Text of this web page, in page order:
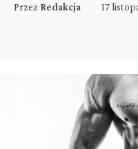
Przez Redakcja 17